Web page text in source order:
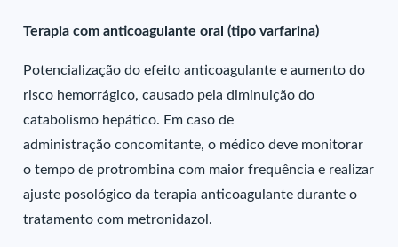
Terapia com anticoagulante oral (tipo varfarina)
Potencialização do efeito anticoagulante e aumento do
risco hemorrágico, causado pela diminuição do
catabolismo hepático. Em caso de
administração concomitante, o médico deve monitorar
o tempo de protrombina com maior frequência e realizar
ajuste posológico da terapia anticoagulante durante o
tratamento com metronidazol.